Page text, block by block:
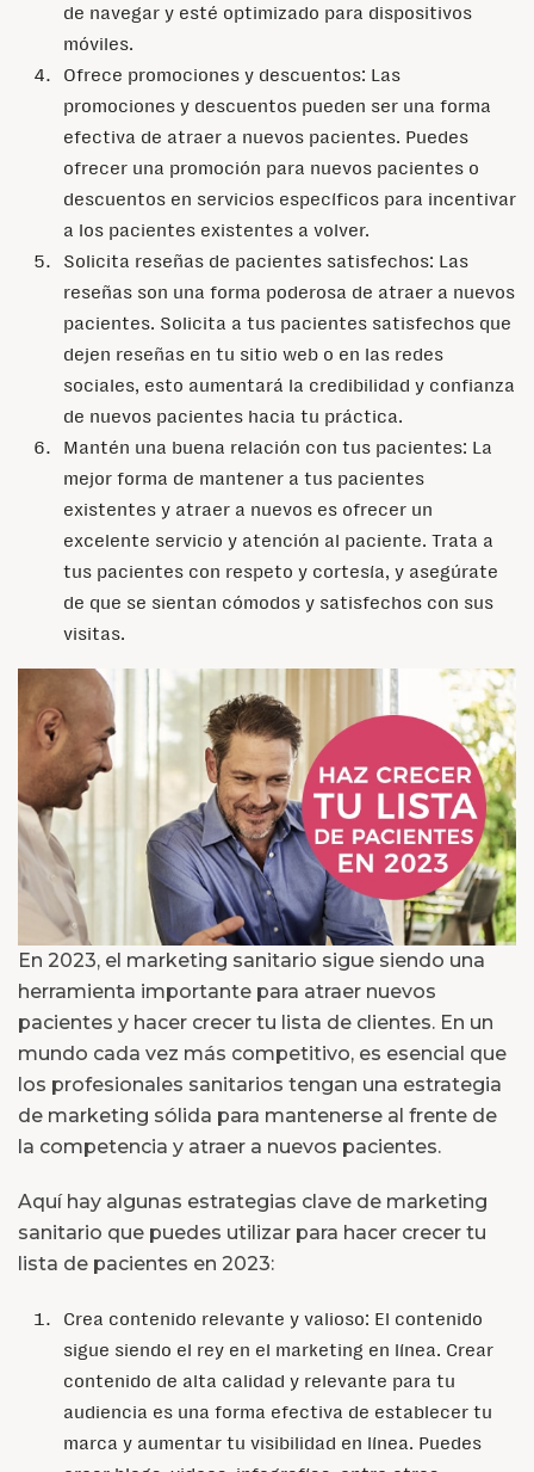
de navegar y esté optimizado para dispositivos
móviles.
Ofrece promociones y descuentos: Las
promociones y descuentos pueden ser una forma
efectiva de atraer a nuevos pacientes. Puedes
ofrecer una promoción para nuevos pacientes o
descuentos en servicios específicos para incentivar
a los pacientes existentes a volver.
Solicita reseñas de pacientes satisfechos: Las
reseñas son una forma poderosa de atraer a nuevos
pacientes. Solicita a tus pacientes satisfechos que
dejen reseñas en tu sitio web o en las redes
sociales, esto aumentará la credibilidad y confianza
de nuevos pacientes hacia tu práctica.
Mantén una buena relación con tus pacientes: La
mejor forma de mantener a tus pacientes
existentes y atraer a nuevos es ofrecer un
excelente servicio y atención al paciente. Trata a
tus pacientes con respeto y cortesía, y asegúrate
de que se sientan cómodos y satisfechos con sus
visitas.
En 2023, el marketing sanitario sigue siendo una
herramienta importante para atraer nuevos
pacientes y hacer crecer tu lista de clientes. En un
mundo cada vez más competitivo, es esencial que
los profesionales sanitarios tengan una estrategia
de marketing sólida para mantenerse al frente de
la competencia y atraer a nuevos pacientes.
Aquí hay algunas estrategias clave de marketing
sanitario que puedes utilizar para hacer crecer tu
lista de pacientes en 2023:
Crea contenido relevante y valioso: El contenido
sigue siendo el rey en el marketing en línea. Crear
contenido de alta calidad y relevante para tu
audiencia es una forma efectiva de establecer tu
marca y aumentar tu visibilidad en línea. Puedes